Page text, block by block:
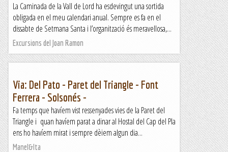
La Caminada de la Vall de Lord ha esdevingut una sortida
obligada en el meu calendari anual. Sempre es fa en el
dissabte de Setmana Santa i l’organització és meravellosa,...
Excursions del Joan Ramon
Via: Del Pato - Paret del Triangle - Font
Ferrera - Solsonés -
Fa temps que havíem vist ressenyades vies de la Paret del
Triangle i quan havíem parat a dinar al Hostal del Cap del Pla
ens ho havíem mirat i sempre dèiem algun dia...
Manel&Ita